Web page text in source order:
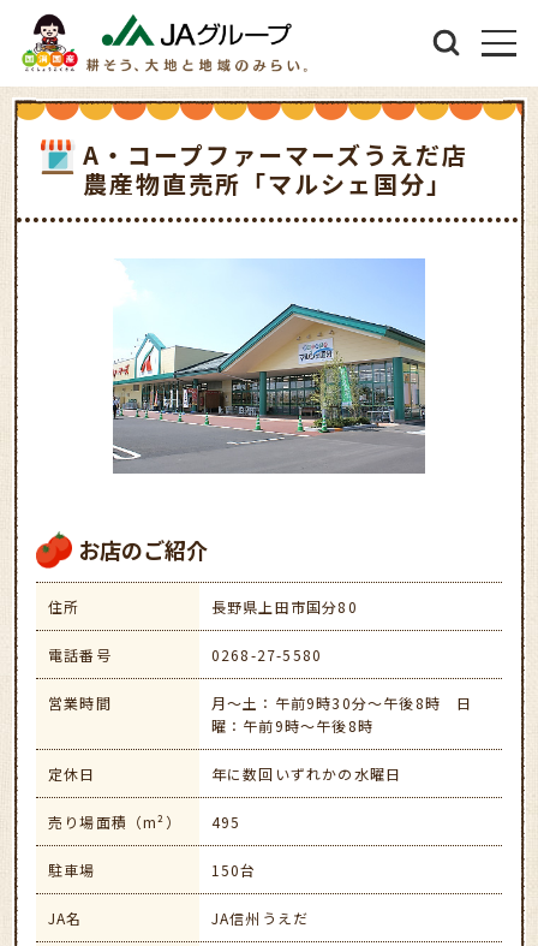
A・コープファーマーズうえだ店
農産物直売所「マルシェ国分」
お店のご紹介
住所 長野県上田市国分80
電話番号 0268-27-5580
営業時間
月～土：午前9時30分～午後8時 日
曜：午前9時～午後8時
定休日 年に数回いずれかの水曜日
売り場面積（m²） 495
駐車場 150台
JA名 JA信州うえだ